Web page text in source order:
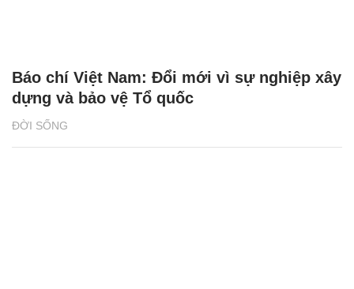
ĐỜI SỐNG
Báo chí Việt Nam: Đổi mới vì sự nghiệp xây
dựng và bảo vệ Tổ quốc